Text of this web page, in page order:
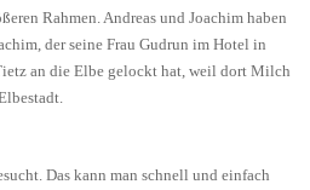
Rahmen. Andreas und Joachim haben
der seine Frau Gudrun im Hotel in
an die Elbe gelockt hat, weil dort Milch
Das kann man schnell und einfach